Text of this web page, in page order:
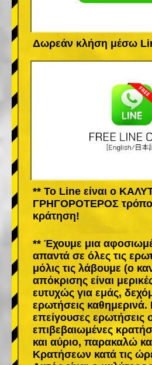
Δωρεάν κλήση μέσω
** Το Line είναι ο
ΓΡΗΓΟΡΟΤΕΡΟΣ
κράτηση!
** Έχουμε μια
απαντά σε όλες τις
μόλις τις λάβουμε (ο
απόκρισης είναι
ευτυχώς για εμάς,
ερωτήσεις καθημερινά.
επείγουσες ερωτήσεις
επιβεβαιωμένες
και αύριο, παρακαλώ
Κρατήσεων κατά τις